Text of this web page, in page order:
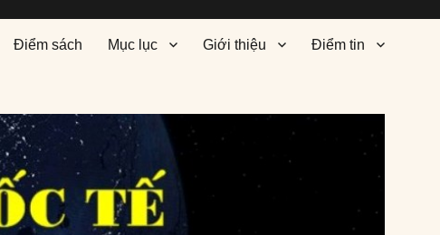
Điểm sách Mục lục Giới thiệu Điểm tin